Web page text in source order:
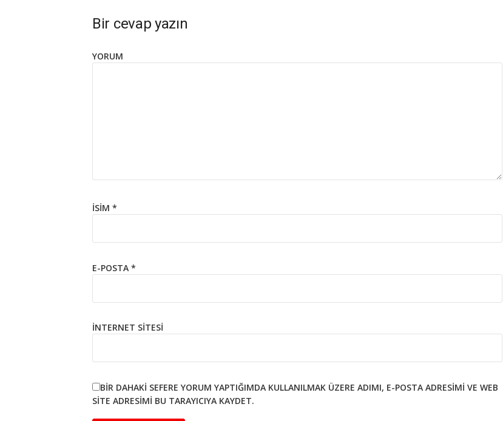
Bir cevap yazın
YORUM
İSIM *
E-POSTA *
İNTERNET SITESI
BIR DAHAKI SEFERE YORUM YAPTIĞIMDA KULLANILMAK ÜZERE ADIMI, E-POSTA ADRESIMI VE WEB
SITE ADRESIMI BU TARAYICIYA KAYDET.